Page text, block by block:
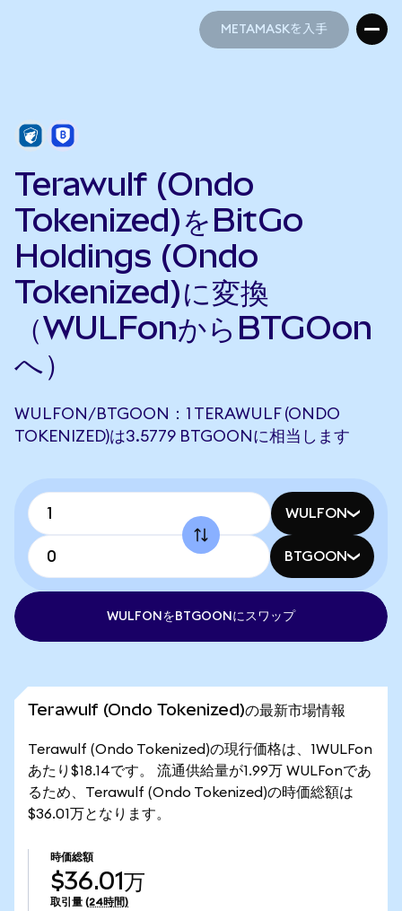
METAMASKを入手
Terawulf (Ondo
Tokenized)をBitGo
Holdings (Ondo
Tokenized)に変換
（WULFonからBTGOon
へ）
WULFON/BTGOON：1 TERAWULF (ONDO
TOKENIZED)は3.5779 BTGOONに相当します
WULFON
BTGOON
WULFONをBTGOONにスワップ
Terawulf (Ondo Tokenized)の最新市場情報
Terawulf (Ondo Tokenized)の現行価格は、1WULFon
あたり$18.14です。 流通供給量が1.99万 WULFonであ
るため、Terawulf (Ondo Tokenized)の時価総額は
$36.01万となります。
時価総額
$36.01万
取引量 (24時間)